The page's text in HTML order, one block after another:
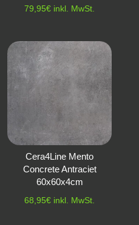
79,95€ inkl. MwSt.
Cera4Line Mento
Concrete Antraciet
60x60x4cm
68,95€ inkl. MwSt.